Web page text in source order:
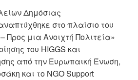
Δημόσιας
στο πλαίσιο του
μια Ανοιχτή Πολιτεία»
του HIGGS και
από την Ευρωπαική Ένωση,
και το NGO Support